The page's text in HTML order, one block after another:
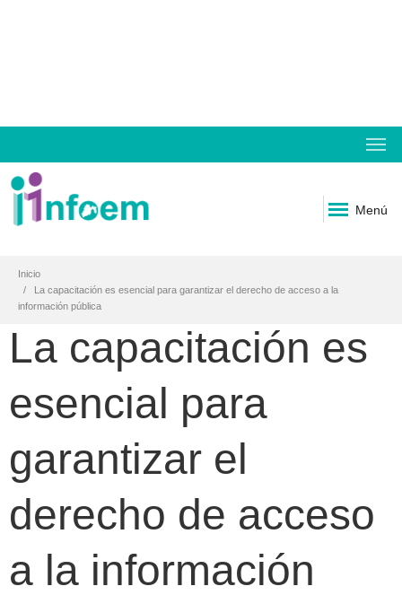
Menú
Inicio
La capacitación es esencial para garantizar el derecho de acceso a la
información pública
La capacitación es
esencial para
garantizar el
derecho de acceso
a la información